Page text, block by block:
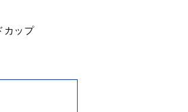
カップ